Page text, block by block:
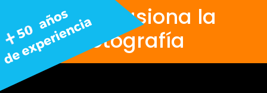
Nos apasiona la
fotografía